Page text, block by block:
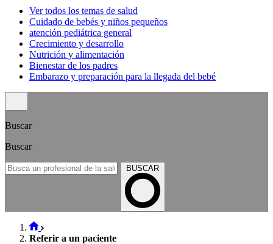
Ver todos los temas de salud
Cuidado de bebés y niños pequeños
atención pediátrica general
Crecimiento y desarrollo
Nutrición y alimentación
Bienestar de los padres
Embarazo y preparación para la llegada del bebé
Buscar
Buscar
BUSCAR
Referir a un paciente